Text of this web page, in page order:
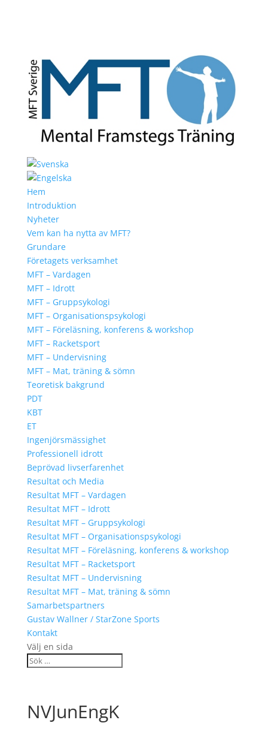
Hem
Introduktion
Nyheter
Vem kan ha nytta av MFT?
Grundare
Företagets verksamhet
MFT – Vardagen
MFT – Idrott
MFT – Gruppsykologi
MFT – Organisationspsykologi
MFT – Föreläsning, konferens & workshop
MFT – Racketsport
MFT – Undervisning
MFT – Mat, träning & sömn
Teoretisk bakgrund
PDT
KBT
ET
Ingenjörsmässighet
Professionell idrott
Beprövad livserfarenhet
Resultat och Media
Resultat MFT – Vardagen
Resultat MFT – Idrott
Resultat MFT – Gruppsykologi
Resultat MFT – Organisationspsykologi
Resultat MFT – Föreläsning, konferens & workshop
Resultat MFT – Racketsport
Resultat MFT – Undervisning
Resultat MFT – Mat, träning & sömn
Samarbetspartners
Gustav Wallner / StarZone Sports
Kontakt
Välj en sida
NVJunEngK